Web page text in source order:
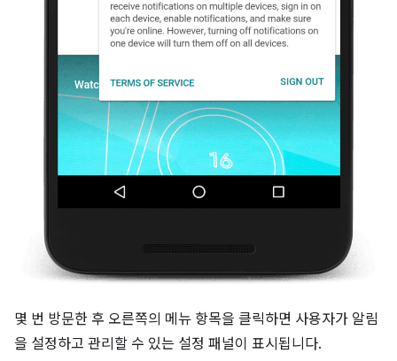
몇 번 방문한 후 오른쪽의 메뉴 항목을 클릭하면 사용자가 알림
을 설정하고 관리할 수 있는 설정 패널이 표시됩니다.